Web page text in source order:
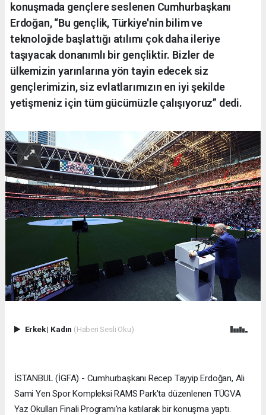
konuşmada gençlere seslenen Cumhurbaşkanı
Erdoğan, “Bu gençlik, Türkiye'nin bilim ve
teknolojide başlattığı atılımı çok daha ileriye
taşıyacak donanımlı bir gençliktir. Bizler de
ülkemizin yarınlarına yön tayin edecek siz
gençlerimizin, siz evlatlarımızın en iyi şekilde
yetişmeniz için tüm gücümüzle çalışıyoruz” dedi.
Erkek| Kadın (Haberi Sesli Oku)
İSTANBUL (İGFA) - Cumhurbaşkanı Recep Tayyip Erdoğan, Ali
Sami Yen Spor Kompleksi RAMS Park'ta düzenlenen TÜGVA
Yaz Okulları Finali Programı'na katılarak bir konuşma yaptı.